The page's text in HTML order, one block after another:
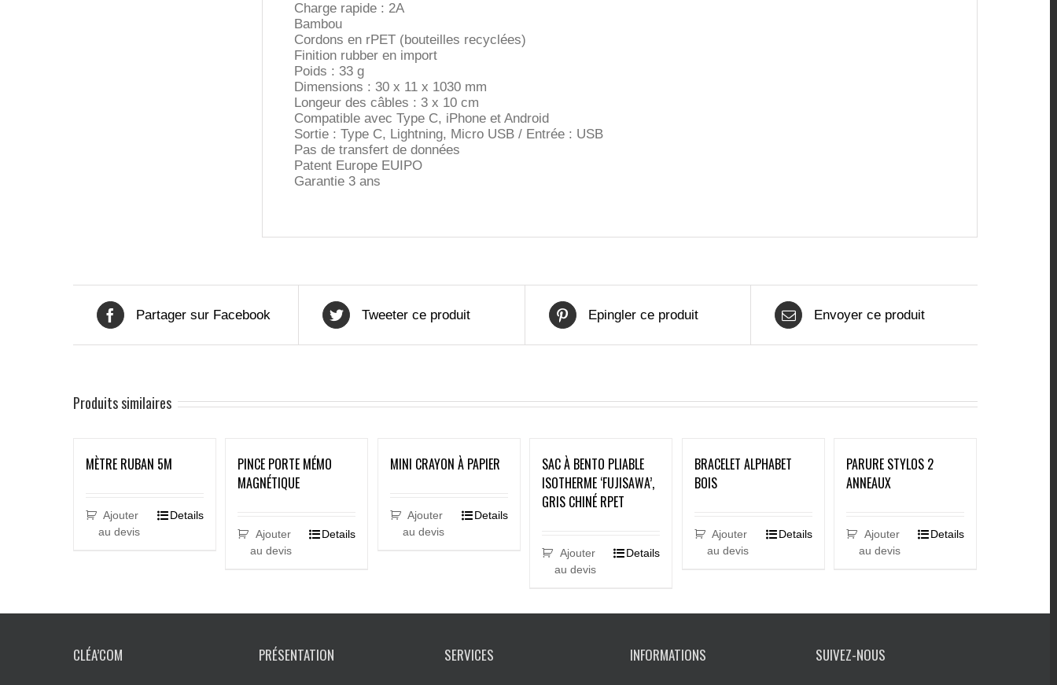
Charge rapide : 2A
Bambou
Cordons en rPET (bouteilles recyclées)
Finition rubber en import
Poids : 33 g
Dimensions : 30 x 11 x 1030 mm
Longeur des câbles : 3 x 10 cm
Compatible avec Type C, iPhone et Android
Sortie : Type C, Lightning, Micro USB / Entrée : USB
Pas de transfert de données
Patent Europe EUIPO
Garantie 3 ans
Partager sur Facebook Tweeter ce produit Epingler ce produit Envoyer ce produit
Produits similaires
MÈTRE RUBAN 5M
Ajouter
au devis
Details
PINCE PORTE MÉMO
MAGNÉTIQUE
Ajouter
au devis
Details
MINI CRAYON À PAPIER
Ajouter
au devis
Details
SAC À BENTO PLIABLE
ISOTHERME ‘FUJISAWA’,
GRIS CHINÉ RPET
Ajouter
au devis
Details
BRACELET ALPHABET
BOIS
Ajouter
au devis
Details
PARURE STYLOS 2
ANNEAUX
Ajouter
au devis
Details
CLÉA’COM PRÉSENTATION SERVICES INFORMATIONS SUIVEZ-NOUS